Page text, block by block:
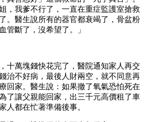
，我爹不行了，一直在重症監護室搶救
。醫生說所有的器官都衰竭了，骨盆粉
管斷了，沒希望了。」
十萬塊錢快花完了，醫院通知家人再交
治不好病，最後人財兩空，就不同意再
回家。醫生說：如果撤了氧氣恐怕死在
了讓父親能回家，出三千元高價租了車
人都在忙著準備後事。